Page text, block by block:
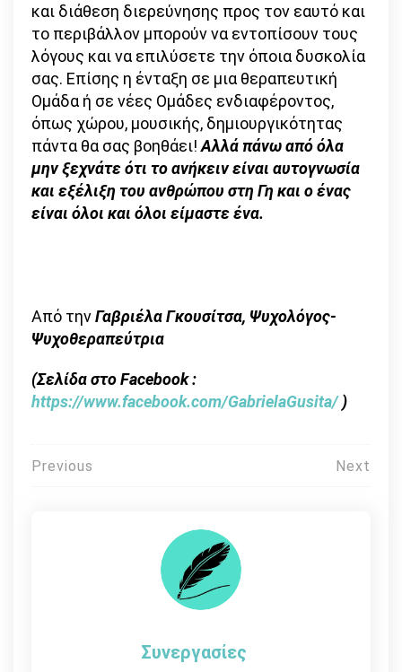
και διάθεση διερεύνησης προς τον εαυτό και
το περιβάλλον μπορούν να εντοπίσουν τους
λόγους και να επιλύσετε την όποια δυσκολία
σας. Επίσης η ένταξη σε μια θεραπευτική
Ομάδα ή σε νέες Ομάδες ενδιαφέροντος,
όπως χώρου, μουσικής, δημιουργικότητας
πάντα θα σας βοηθάει!Αλλά πάνω από όλα
μην ξεχνάτε ότι το ανήκειν είναι αυτογνωσία
και εξέλιξη του ανθρώπου στη Γη και ο ένας
είναι όλοι και όλοι είμαστε ένα.
Από τηνΓαβριέλα Γκουσίτσα, Ψυχολόγος-
Ψυχοθεραπεύτρια
(Σελίδα στο Facebook :
https://www.facebook.com/GabrielaGusita/)
Πλοήγηση
Previous Next
Συνεργασίες